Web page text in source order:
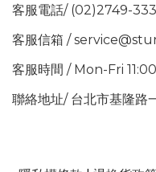
客服電話/ (02)2749-
客服信箱 /
客服時間 / Mon-Fri
聯絡地址/ 台北市基隆路